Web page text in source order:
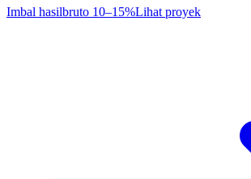
Imbal hasilbruto 10–15%Lihat proyek